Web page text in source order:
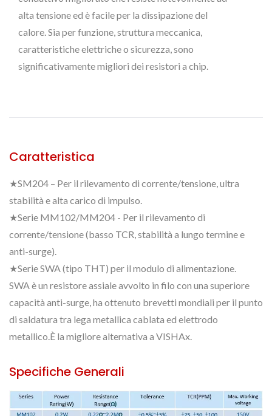
alta tensione ed è facile per la dissipazione del
calore. Sia per funzione, struttura meccanica,
caratteristiche elettriche o sicurezza, sono
significativamente migliori dei resistori a chip.
Caratteristica
★SM204 – Per il rilevamento di corrente/tensione, ultra
stabilità e alta carico di impulso.
★Serie MM102/MM204 - Per il rilevamento di
corrente/tensione (basso TCR, stabilità a lungo termine e
anti-surge).
★Serie SWA (tipo THT) per il modulo di alimentazione.
SWA è un resistore assiale avvolto in filo con una superiore
capacità anti-surge, ha ottenuto brevetti mondiali per il punto
di saldatura tra lega metallica cablata ed elettrodo
metallico.È la migliore alternativa a VISHAx.
Specifiche Generali